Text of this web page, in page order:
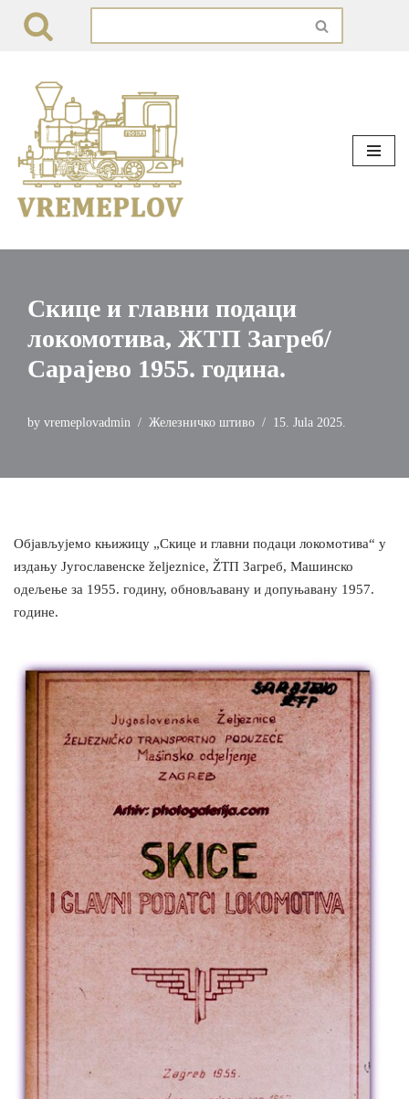
content
Скице и главни подаци
локомотива, ЖТП Загреб/
Сарајево 1955. година.
by vremeplovadmin Железничко штиво 15. Jula 2025.
Објављујемо књижицу „Скице и главни подаци локомотива“ у
издању Југославенске željeznice, ŽТП Загреб, Машинско
одељење за 1955. годину, обновљавану и допуњавану 1957.
године.